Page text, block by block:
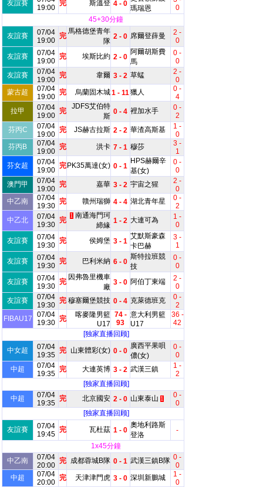
友誼賽
19:00
完 斯溫登 4 - 0
瑪瑞恩
0
45+30分鐘
友誼賽
07/04
19:00
完
馬格德堡青年
隊
2 - 0 席爾登薛曼
2 -
0
友誼賽
07/04
19:00
完 埃斯比約 2 - 0
阿爾胡斯費
馬
0 -
0
友誼賽
07/04
19:00
完 韋爾 3 - 2 草蜢
2 -
0
蒙古超
07/04
19:00
完 烏蘭固木城1 - 11獵人
0 -
4
拉甲
07/04
19:00
完
JDFS艾伯特
斯
0 - 4 裡加水手
0 -
2
芬丙C
07/04
19:00
完 JS赫古拉斯 2 - 2 華渣高斯基
1 -
0
芬丙B
07/04
19:00
完 洪卡 7 - 1 穆莎
3 -
1
芬女超
07/04
19:00
完 PK35萬達(女) 0 - 1
HPS赫爾辛
基(女)
0 -
0
澳門甲
07/04
19:00
完 嘉華 3 - 2 宇宙之猩
2 -
0
中乙南
07/04
19:30
完 贛州瑞獅 4 - 4 湖北青年星
0 -
2
中乙北
07/04
19:30
完
1 南通海門珂
締緣
1 - 2 大連可為
1 -
0
友誼賽
07/04
19:30
完 侯姆堡 3 - 1
艾默斯豪森
卡巴赫
3 -
1
友誼賽
07/04
19:30
完 巴利米納 6 - 0
斯特拉班競
技
0 -
0
友誼賽
07/04
19:30
完
因弗魯里機車
廠
3 - 0 阿伯丁東端
2 -
0
友誼賽
07/04
19:30
完 穆塞爾堡競技 0 - 4 克萊德班克
0 -
2
FIBAU17
07/04
19:30 完
喀麥隆男籃
U17
74 -
93
意大利男籃
U17
36 -
42
[独家直播回顾]
中女超
07/04
19:35
完 山東體彩(女) 0 - 0
廣西平果唄
儂(女)
0 -
0
中超
07/04
19:35
完 大連英博 3 - 2 武漢三鎮
1 -
2
[独家直播回顾]
中超
07/04
19:35
完 北京國安 2 - 0 山東泰山 1
0 -
0
[独家直播回顾]
友誼賽
07/04
19:45
完 瓦杜茲 1 - 0
奧地利路斯
登洛
-
1x45分鐘
中乙南
07/04
20:00
完 成都蓉城B隊 0 - 1 武漢三鎮B隊 0 -
0
中超
07/04
20:00
完 天津津門虎 3 - 0 深圳新鵬城
1 -
0